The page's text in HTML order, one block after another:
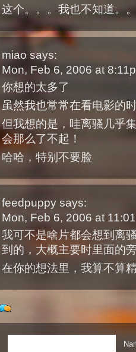
这个。。。我也不知道。
miao says:
Mon, Feb 6, 2006 at
你想的太多了
虽然我也常常在看电影的
但我想的是，哇离骚几乎
会那么了不起！
哈哈，特别不要脸
feedpuppy says:
Mon, Feb 6, 2006 at
我可不是啥片都会想到离
到的，大概主要时里面的
在你的想法里，我算不算